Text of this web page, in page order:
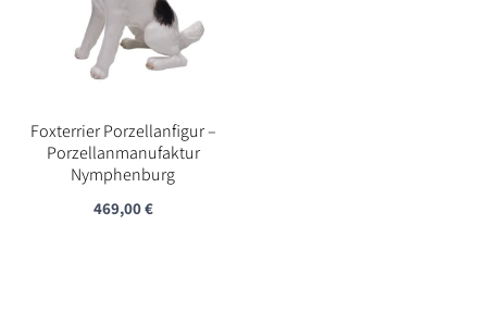
Foxterrier Porzellanfigur –
Porzellanmanufaktur
Nymphenburg
469,00€